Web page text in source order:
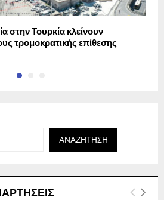
στην Τουρκία κλείνουν
τρομοκρατικής επίθεσης
ΑΝΑΖΉΤΗΣΗ